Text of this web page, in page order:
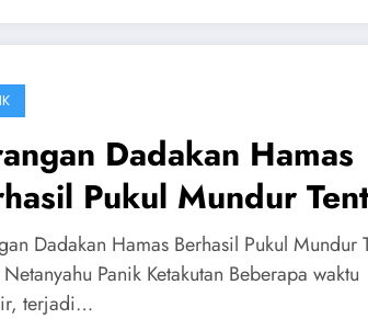
Dadakan Hamas
Pukul Mundur
Netanyahu Panik
Dadakan Hamas Berhasil Pukul Mundur
Panik Ketakutan Beberapa waktu
terjadi…